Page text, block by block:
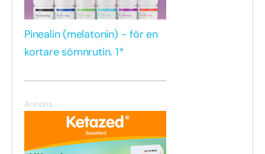
Pinealin (melatonin) - för en
kortare sömnrutin. 1*
Annons